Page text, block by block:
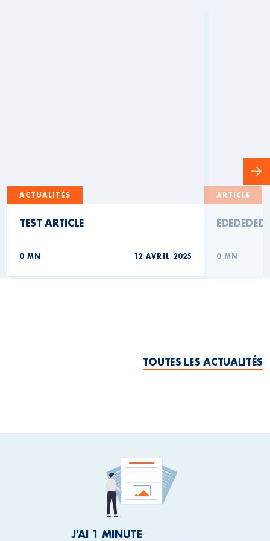
ACTUALITÉS
TEST ARTICLE
0 MN 12 AVRIL 2025
ARTICLE
EDEDEDED
0 MN
TOUTES LES ACTUALITÉS
J'AI 1 MINUTE